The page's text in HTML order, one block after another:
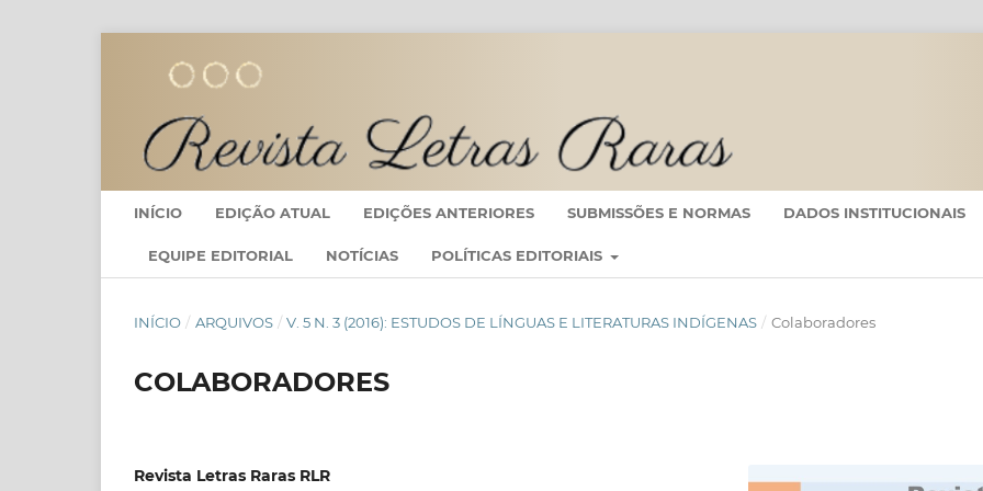
INÍCIO EDIÇÃO ATUAL EDIÇÕES ANTERIORES SUBMISSÕES E NORMAS DADOS INSTITUCIONAIS
EQUIPE EDITORIAL NOTÍCIAS POLÍTICAS EDITORIAIS
INÍCIO / ARQUIVOS / V. 5 N. 3 (2016): ESTUDOS DE LÍNGUAS E LITERATURAS INDÍGENAS / Colaboradores
COLABORADORES
Revista Letras Raras RLR